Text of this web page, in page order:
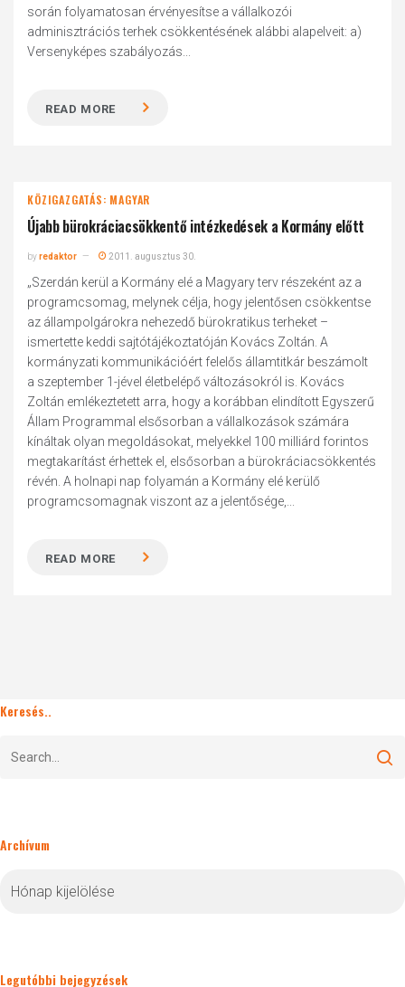
során folyamatosan érvényesítse a vállalkozói
adminisztrációs terhek csökkentésének alábbi alapelveit: a)
Versenyképes szabályozás...
READ MORE
KÖZIGAZGATÁS: MAGYAR
Újabb bürokráciacsökkentő intézkedések a Kormány előtt
byredaktor 2011. augusztus 30.
„Szerdán kerül a Kormány elé a Magyary terv részeként az a
programcsomag, melynek célja, hogy jelentősen csökkentse
az állampolgárokra nehezedő bürokratikus terheket –
ismertette keddi sajtótájékoztatóján Kovács Zoltán. A
kormányzati kommunikációért felelős államtitkár beszámolt
a szeptember 1-jével életbelépő változásokról is. Kovács
Zoltán emlékeztetett arra, hogy a korábban elindított Egyszerű
Állam Programmal elsősorban a vállalkozások számára
kínáltak olyan megoldásokat, melyekkel 100 milliárd forintos
megtakarítást érhettek el, elsősorban a bürokráciacsökkentés
révén. A holnapi nap folyamán a Kormány elé kerülő
programcsomagnak viszont az a jelentősége,...
READ MORE
Keresés..
Archívum
Legutóbbi bejegyzések